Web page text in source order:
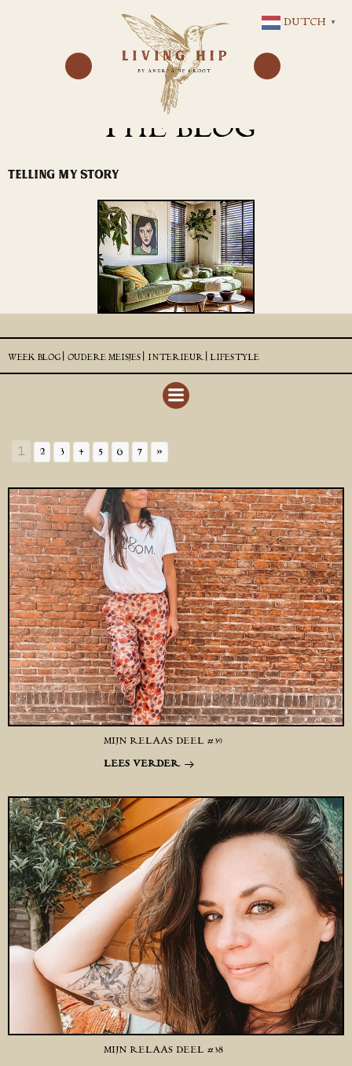
NAAR
DE
INHOUD
THE BLOG
TELLING MY STORY
WEEK BLOG | OUDERE MEISJES | INTERIEUR | LIFESTYLE
1 2 3 4 5 6 7 »
MIJN RELAAS DEEL #39
LEES VERDER
MIJN RELAAS DEEL #38
DUTCH ▼